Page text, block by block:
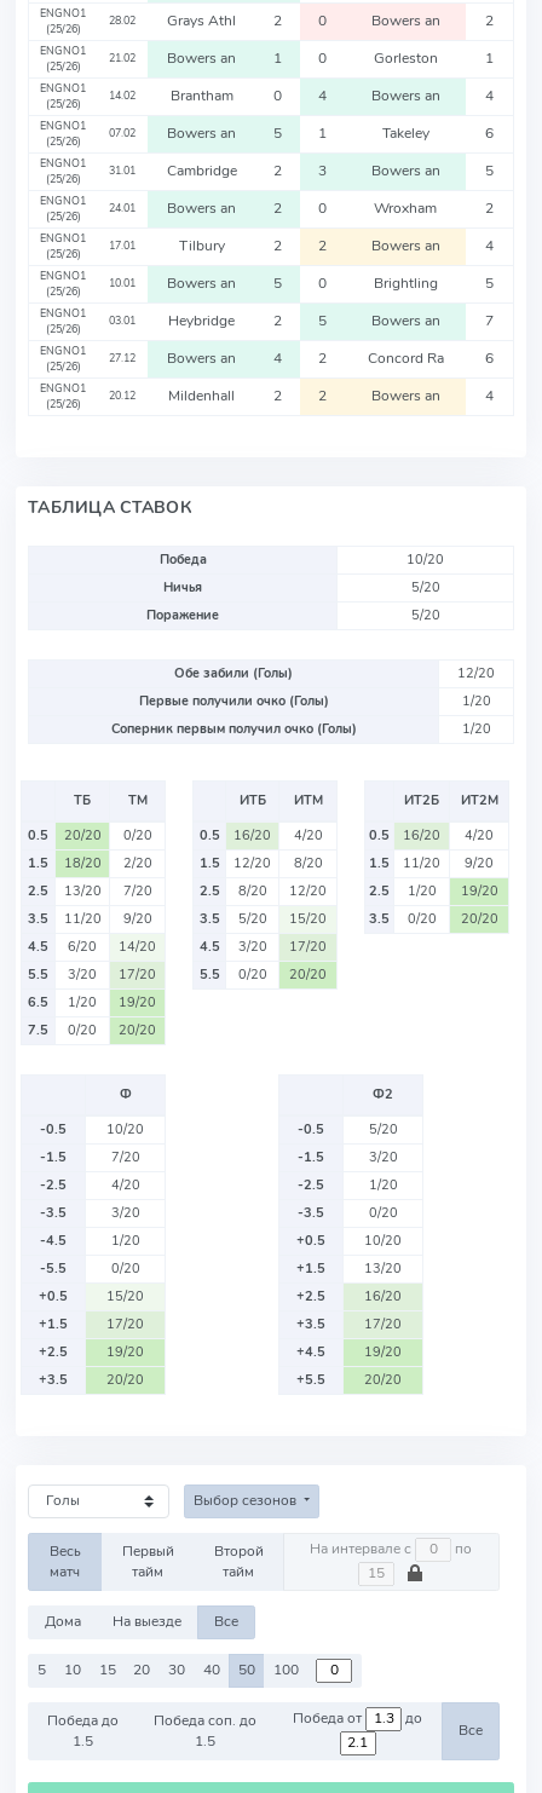
ENGNO1
(25/26)
28.02 Grays Athl 2 0 Bowers an 2
ENGNO1
(25/26)
21.02 Bowers an 1 0 Gorleston 1
ENGNO1
(25/26)
14.02 Brantham 0 4 Bowers an 4
ENGNO1
(25/26)
07.02 Bowers an 5 1 Takeley 6
ENGNO1
(25/26)
31.01 Cambridge 2 3 Bowers an 5
ENGNO1
(25/26)
24.01 Bowers an 2 0 Wroxham 2
ENGNO1
(25/26)
17.01 Tilbury 2 2 Bowers an 4
ENGNO1
(25/26)
10.01 Bowers an 5 0 Brightling 5
ENGNO1
(25/26)
03.01 Heybridge 2 5 Bowers an 7
ENGNO1
(25/26)
27.12 Bowers an 4 2 Concord Ra 6
ENGNO1
(25/26)
20.12 Mildenhall 2 2 Bowers an 4
ТАБЛИЦА СТАВОК
Победа
10/20
Ничья
5/20
Поражение
5/20
Обе забили (Голы)
12/20
Первые получили очко (Голы)
1/20
Соперник первым получил очко (Голы)
1/20
ТБ
ТМ
0.5
20/20
0/20
1.5
18/20
2/20
2.5
13/20
7/20
3.5
11/20
9/20
4.5
6/20
14/20
5.5
3/20
17/20
6.5
1/20
19/20
7.5
0/20 20/20
ИТБ
ИТМ
0.5
16/20
4/20
1.5
12/20
8/20
2.5
8/20
12/20
3.5
5/20
15/20
4.5
3/20
17/20
5.5
0/20 20/20
ИТ2Б
ИТ2М
0.5
16/20
4/20
1.5
11/20
9/20
2.5
1/20
19/20
3.5
0/20 20/20
Ф
-0.5
10/20
-1.5
7/20
-2.5
4/20
-3.5
3/20
-4.5
1/20
-5.5
0/20
+0.5
15/20
+1.5
17/20
+2.5
19/20
+3.5
20/20
Ф2
-0.5
5/20
-1.5
3/20
-2.5
1/20
-3.5
0/20
+0.5
10/20
+1.5
13/20
+2.5
16/20
+3.5
17/20
+4.5
19/20
+5.5
20/20
Выбор сезонов
Весь
матч
Первый
тайм
Второй
тайм
На интервале с по
Дома На выезде Все
5 10 15 20 30 40 50 100
Победа до
1.5
Победа соп. до
1.5
Победа от до
Все